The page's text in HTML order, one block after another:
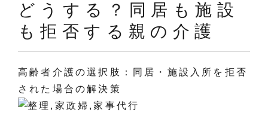
どうする？同居も施設
も拒否する親の介護
高齢者介護の選択肢：同居・施設入所を拒否
された場合の解決策